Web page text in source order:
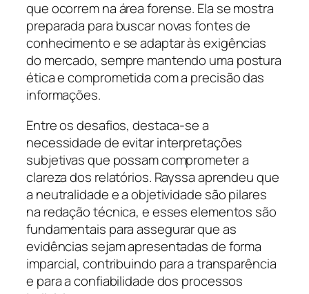
que ocorrem na área forense. Ela se mostra
preparada para buscar novas fontes de
conhecimento e se adaptar às exigências
do mercado, sempre mantendo uma postura
ética e comprometida com a precisão das
informações.
Entre os desafios, destaca-se a
necessidade de evitar interpretações
subjetivas que possam comprometer a
clareza dos relatórios. Rayssa aprendeu que
a neutralidade e a objetividade são pilares
na redação técnica, e esses elementos são
fundamentais para assegurar que as
evidências sejam apresentadas de forma
imparcial, contribuindo para a transparência
e para a confiabilidade dos processos